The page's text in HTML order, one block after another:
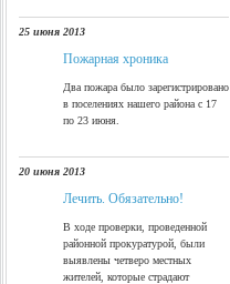
25 июня 2013
Пожарная хроника
Два пожара было зарегистрировано
в поселениях нашего района с 17
по 23 июня.
20 июня 2013
Лечить. Обязательно!
В ходе проверки, проведенной
районной прокуратурой, были
выявлены четверо местных
жителей, которые страдают